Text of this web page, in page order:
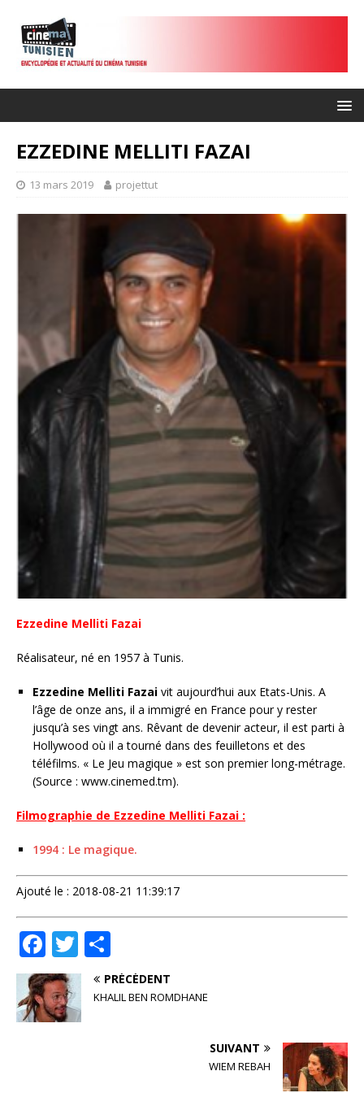
EZZEDINE MELLITI FAZAI
13 mars 2019 projettut
Ezzedine Melliti Fazai
Réalisateur, né en 1957 à Tunis.
Ezzedine Melliti Fazai vit aujourd’hui aux Etats-Unis. A
l’âge de onze ans, il a immigré en France pour y rester
jusqu’à ses vingt ans. Rêvant de devenir acteur, il est parti à
Hollywood où il a tourné dans des feuilletons et des
téléfilms. « Le Jeu magique » est son premier long-métrage.
(Source : www.cinemed.tm).
Filmographie de Ezzedine Melliti Fazai :
1994 : Le magique.
Ajouté le : 2018-08-21 11:39:17
F
a
c
e
T
w
it
te
ar
ta
PRÉCÉDENT
KHALIL BEN ROMDHANE
SUIVANT
WIEM REBAH